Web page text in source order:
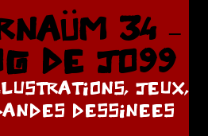
34 –
DE JO99
JEUX,
DESSINEES